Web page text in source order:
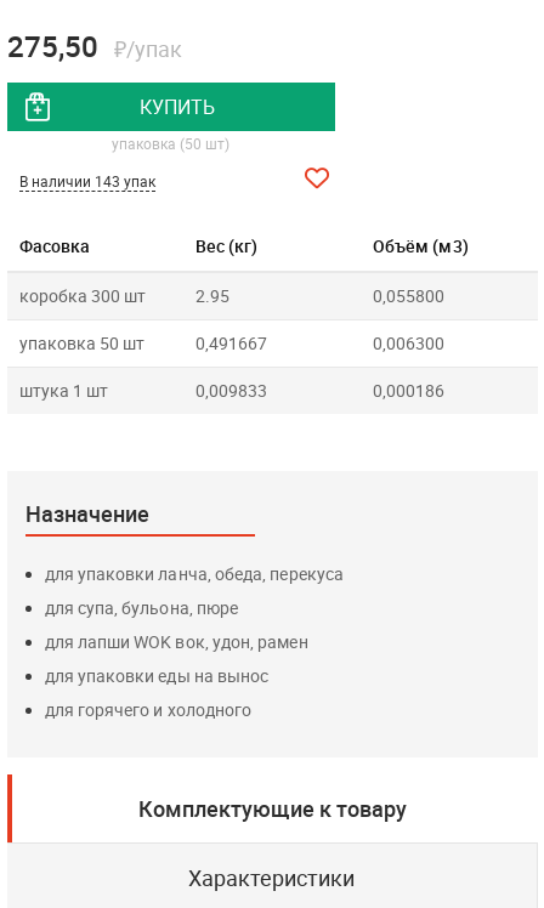
Фасовка Вес (кг) Объём (м3)
коробка 300 шт 2.95 0,055800
упаковка 50 шт 0,491667 0,006300
штука 1 шт 0,009833 0,000186
275,50 ₽/упак
КУПИТЬ
упаковка (50 шт)
В наличии 143 упак
Назначение
для упаковки ланча, обеда, перекуса
для супа, бульона, пюре
для лапши WOK вок, удон, рамен
для упаковки еды на вынос
для горячего и холодного
Комплектующие к товару
Характеристики